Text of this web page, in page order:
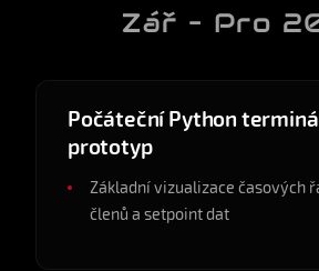
Zář – Pro
Počáteční Python
prototyp
Základní vizualizace časových
členů a setpoint dat